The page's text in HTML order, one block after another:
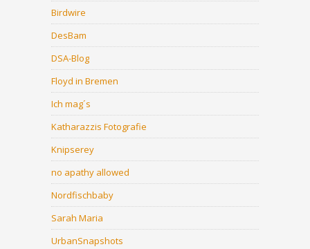
Birdwire
DesBam
DSA-Blog
Floyd in Bremen
Ich mag´s
Katharazzis Fotografie
Knipserey
no apathy allowed
Nordfischbaby
Sarah Maria
UrbanSnapshots